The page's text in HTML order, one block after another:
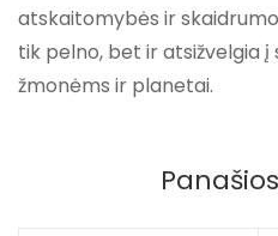
atskaitomybės ir
tik pelno, bet ir atsižvelgia
žmonėms ir planetai.